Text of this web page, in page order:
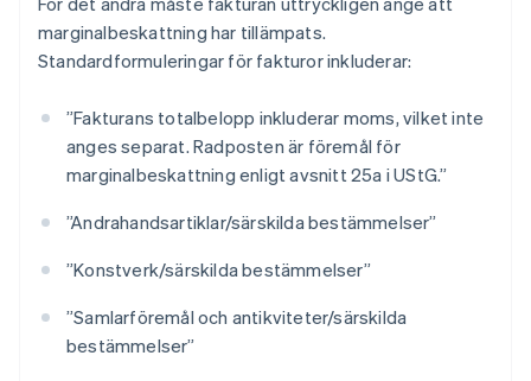
marginalbeskattning har tillämpats.
Standardformuleringar för fakturor inkluderar:
”Fakturans totalbelopp inkluderar moms, vilket inte
anges separat. Radposten är föremål för
marginalbeskattning enligt avsnitt 25a i UStG.”
”Andrahandsartiklar/särskilda bestämmelser”
”Konstverk/särskilda bestämmelser”
”Samlarföremål och antikviteter/särskilda
bestämmelser”